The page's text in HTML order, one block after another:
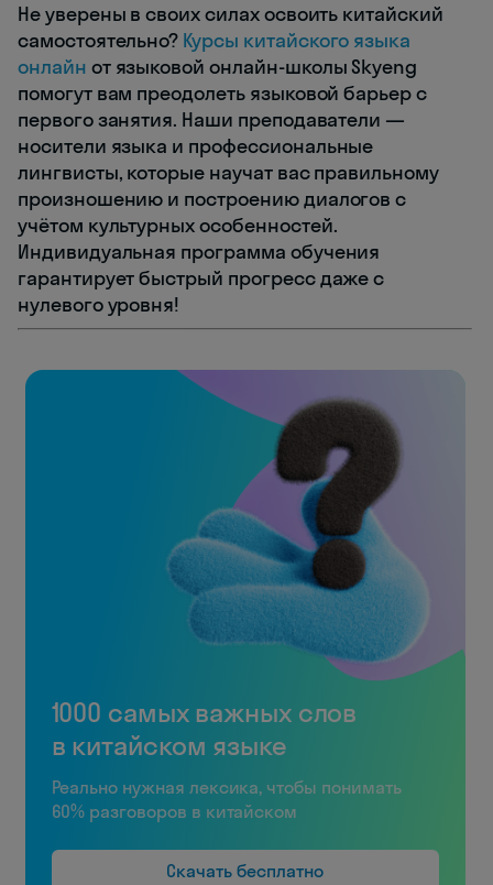
Не уверены в своих силах освоить китайский
самостоятельно? Курсы китайского языка
онлайн от языковой онлайн-школы Skyeng
помогут вам преодолеть языковой барьер с
первого занятия. Наши преподаватели —
носители языка и профессиональные
лингвисты, которые научат вас правильному
произношению и построению диалогов с
учётом культурных особенностей.
Индивидуальная программа обучения
гарантирует быстрый прогресс даже с
нулевого уровня!
1000 самых важных слов
в китайском языке
Реально нужная лексика, чтобы понимать
60% разговоров в китайском
Скачать бесплатно